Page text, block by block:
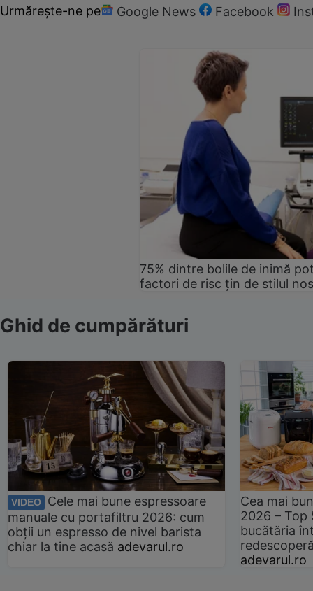
Urmărește-ne pe Google News Facebook
75% dintre bolile de inimă
factori de risc țin de stilul
Ghid de cumpărături
VIDEO
Cele mai bune espressoare
manuale cu portafiltru 2026: cum
obții un espresso de nivel barista
chiar la tine acasă adevarul.ro
Cea mai
2026 –
bucătăria
adevarul.ro